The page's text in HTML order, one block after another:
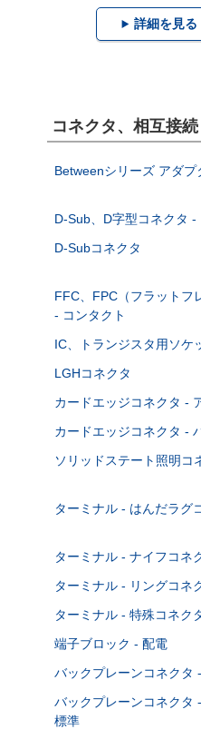
詳細を見る
コネクタ、相互接
Betweenシリーズ アダプ
D-Sub、D字型コネクタ -
D-Subコネクタ
FFC、FPC（フラットフ
- コンタクト
IC、トランジスタ用ソケ
LGHコネクタ
カードエッジコネクタ -
カードエッジコネクタ -
ソリッドステート照明コ
ターミナル - はんだラグ
ターミナル - ナイフコネ
ターミナル - リングコネ
ターミナル - 特殊コネク
端子ブロック - 配電
バックプレーンコネクタ
バックプレーンコネクタ
標準